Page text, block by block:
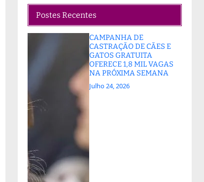
Postes Recentes
CAMPANHA DE
CASTRAÇÃO DE CÃES E
GATOS GRATUITA
OFERECE 1,8 MIL VAGAS
NA PRÓXIMA SEMANA
Julho 24, 2026